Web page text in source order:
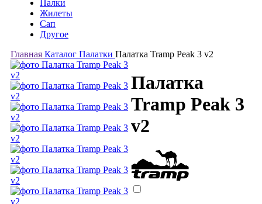
Палки
Жилеты
Сап
Другое
Главная Каталог Палатки Палатка Tramp Peak 3 v2
Палатка
Tramp Peak 3
v2